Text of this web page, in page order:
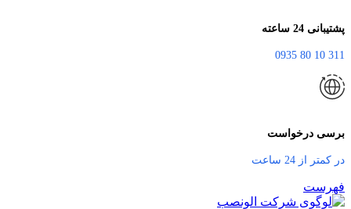
پشتیبانی 24 ساعته
311 10 80 0935
برسی درخواست
در کمتر از 24 ساعت
فهرست